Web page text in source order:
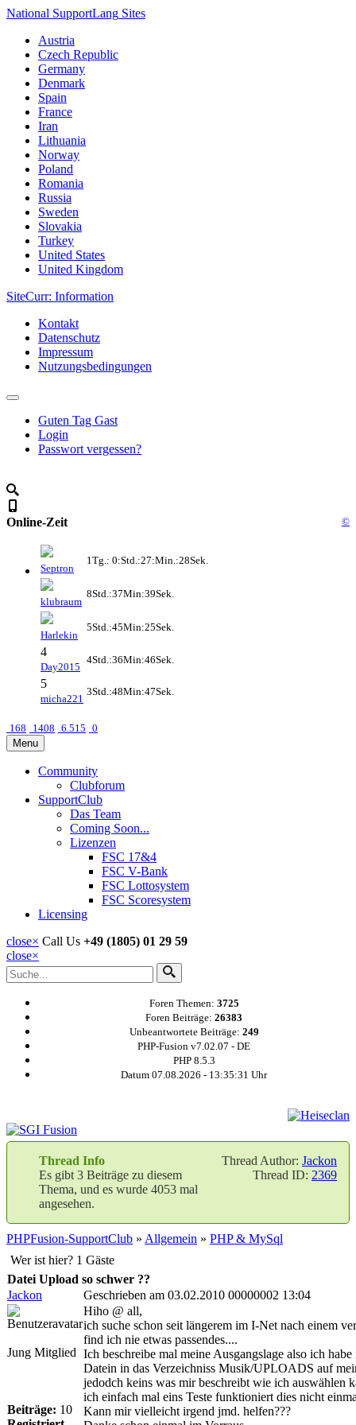
National SupportLang Sites
Austria
Czech Republic
Germany
Denmark
Spain
France
Iran
Lithuania
Norway
Poland
Romania
Russia
Sweden
Slovakia
Turkey
United States
United Kingdom
SiteCurr: Information
Kontakt
Datenschutz
Impressum
Nutzungsbedingungen
Guten Tag Gast
Login
Passwort vergessen?
Online-Zeit ©
Septron
1Tg.: 0:Std.:27:Min.:28Sek.
klubraum
8Std.:37Min:39Sek.
Harlekin
5Std.:45Min:25Sek.
4
Day2015
4Std.:36Min:46Sek.
5
micha221
3Std.:48Min:47Sek.
168 1408 6.515 0
Menu
Community
Clubforum
SupportClub
Das Team
Coming Soon...
Lizenzen
FSC 17&4
FSC V-Bank
FSC Lottosystem
FSC Scoresystem
Licensing
close× Call Us +49 (1805) 01 29 59
close×
Foren Themen: 3725
Foren Beiträge: 26383
Unbeantwortete Beiträge: 249
PHP-Fusion v7.02.07 - DE
PHP 8.5.3
Datum 07.08.2026 - 13:35:31 Uhr
Thread Author: Jackon
Thread ID: 2369
Thread Info
Es gibt 3 Beiträge zu diesem
Thema, und es wurde 4053 mal
angesehen.
PHPFusion-SupportClub » Allgemein » PHP & MySql
Wer ist hier? 1 Gäste
Datei Upload so schwer ??
Jackon
Geschrieben am 03.02.2010 00000002 13:04
Jung Mitglied
Beiträge: 10
Hiho @ all,
ich suche schon seit längerem im I-Net nach einem
find ich nie etwas passendes....
Ich beschreibe mal meine Ausgangslage also ich
Datein in das Verzeichniss Musik/UPLOADS auf
jedodch keins was mir beschreibt wie ich auswählen
ich einfach mal eins Teste funktioniert dies nicht
Kann mir vielleicht irgend jmd. helfen???